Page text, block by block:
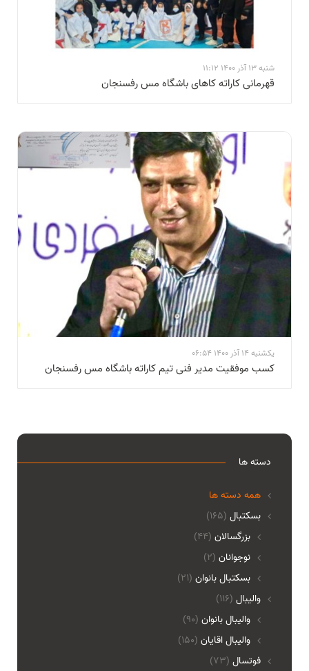
شنبه 13 آذر 1400 11:12
قهرمانی کاراته کاهای باشگاه مس رفسنجان
یکشنبه 14 آذر 1400 06:54
کسب موفقیت مدیر فنی تیم کاراته باشگاه مس رفسنجان
دسته ها
همه دسته ها
(165) بسکتبال
بزرگسالان (44)
نوجوانان (2)
بسکتبال بانوان (21)
(116) والیبال
واليبال بانوان (90)
واليبال اقايان (150)
(73) فوتسال